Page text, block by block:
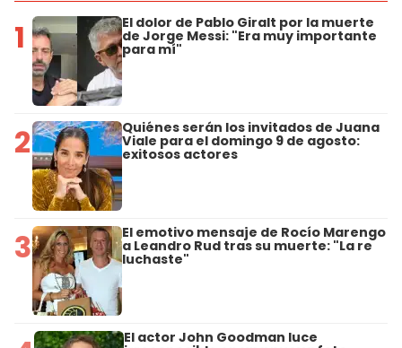
1 El dolor de Pablo Giralt por la muerte
de Jorge Messi: "Era muy importante
para mí"
2 Quiénes serán los invitados de Juana
Viale para el domingo 9 de agosto:
exitosos actores
3 El emotivo mensaje de Rocío Marengo
a Leandro Rud tras su muerte: "La re
luchaste"
El actor John Goodman luce